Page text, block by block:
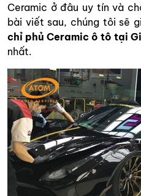
Ceramic ở đâu uy tín và
bài viết sau, chúng tôi sẽ
chỉ phủ Ceramic ô tô tại
nhất.